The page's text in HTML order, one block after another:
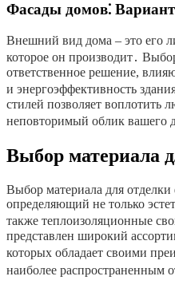
Фасады домов⁚
Внешний вид дома – это его
которое он производит․
ответственное решение,
и энергоэффективность
стилей позволяет воплотить
неповторимый облик вашего
Выбор материала
Выбор материала для отделки
определяющий не только
также теплоизоляционные
представлен широкий
которых обладает своими
наиболее распространенным